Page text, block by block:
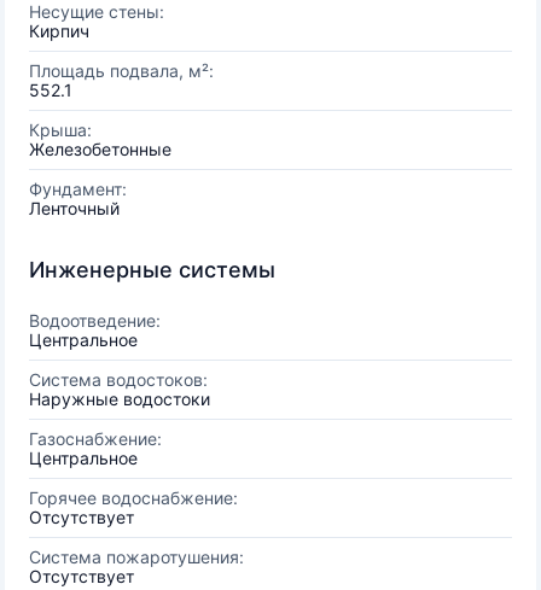
Несущие стены:
Кирпич
Площадь подвала, м²:
552.1
Крыша:
Железобетонные
Фундамент:
Ленточный
Инженерные системы
Водоотведение:
Центральное
Система водостоков:
Наружные водостоки
Газоснабжение:
Центральное
Горячее водоснабжение:
Отсутствует
Система пожаротушения:
Отсутствует